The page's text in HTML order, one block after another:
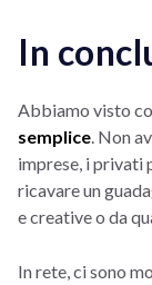
In
Abbiamo visto
semplice . Non
imprese, i privati
ricavare un
e creative o da
In rete, ci sono